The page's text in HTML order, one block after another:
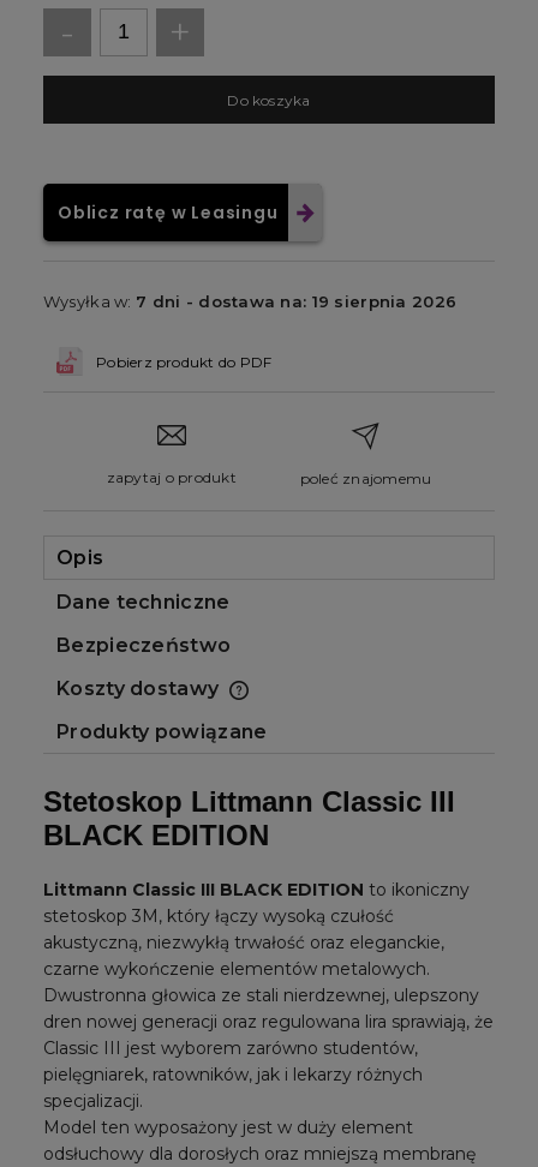
- +
Do koszyka
Oblicz ratę w Leasingu
Wysyłka w: 7 dni - dostawa na: 19 sierpnia 2026
Pobierz produkt do PDF
zapytaj o produkt poleć znajomemu
Opis
Dane techniczne
Bezpieczeństwo
Koszty dostawy
Cena nie zawiera ewentualnych kosztów
płatności
Produkty powiązane
Stetoskop Littmann Classic III
BLACK EDITION
Littmann Classic III BLACK EDITION to ikoniczny
stetoskop 3M, który łączy wysoką czułość
akustyczną, niezwykłą trwałość oraz eleganckie,
czarne wykończenie elementów metalowych.
Dwustronna głowica ze stali nierdzewnej, ulepszony
dren nowej generacji oraz regulowana lira sprawiają, że
Classic III jest wyborem zarówno studentów,
pielęgniarek, ratowników, jak i lekarzy różnych
specjalizacji.
Model ten wyposażony jest w duży element
odsłuchowy dla dorosłych oraz mniejszą membranę